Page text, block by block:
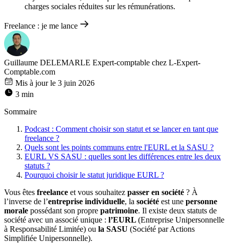
charges sociales réduites sur les rémunérations.
Freelance : je me lance
Guillaume DELEMARLE Expert-comptable chez L-Expert-
Comptable.com
Mis à jour le 3 juin 2026
3 min
Sommaire
Podcast : Comment choisir son statut et se lancer en tant que
freelance ?
Quels sont les points communs entre l'EURL et la SASU ?
EURL VS SASU : quelles sont les différences entre les deux
statuts ?
Pourquoi choisir le statut juridique EURL ?
Vous êtes freelance et vous souhaitez passer en société ? À
l’inverse de l’entreprise individuelle, la société est une personne
morale possédant son propre patrimoine. Il existe deux statuts de
société avec un associé unique : l’EURL (Entreprise Unipersonnelle
à Responsabilité Limitée) ou la SASU (Société par Actions
Simplifiée Unipersonnelle).